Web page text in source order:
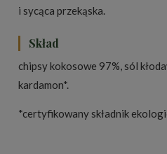
i sycąca przekąska.
Skład
chipsy kokosowe 97%, sól
kardamon*.
*certyfikowany składnik